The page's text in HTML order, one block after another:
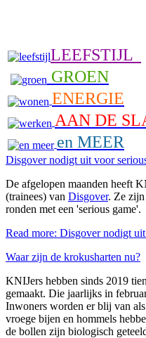
LEEFSTIJL
GROEN
ENERGIE
AAN DE
en MEER
Disgover nodigt uit voor
De afgelopen maanden heeft
(trainees) van Disgover. Ze zijn
ronden met een 'serious game'.
Read more: Disgover nodigt
Waar zijn de krokusharten nu?
KNIJers hebben sinds 2019
gemaakt. Die jaarlijks in
Inwoners worden er blij van
vroege bijen en hommels
de bollen zijn biologisch